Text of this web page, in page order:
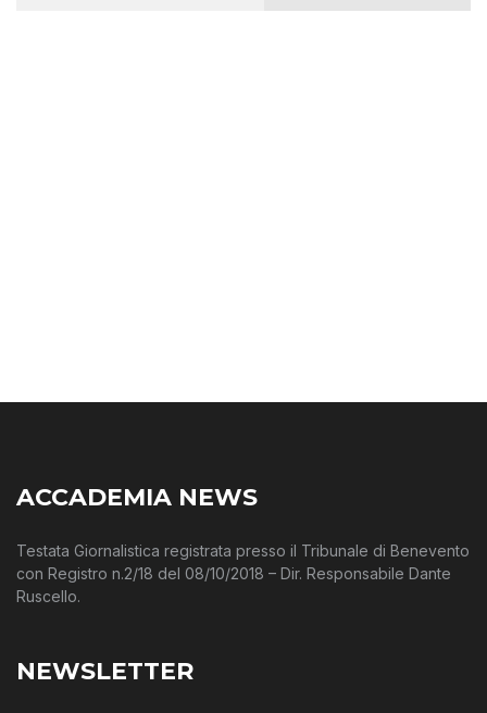
ACCADEMIA NEWS
Testata Giornalistica registrata presso il Tribunale di Benevento
con Registro n.2/18 del 08/10/2018 – Dir. Responsabile Dante
Ruscello.
NEWSLETTER